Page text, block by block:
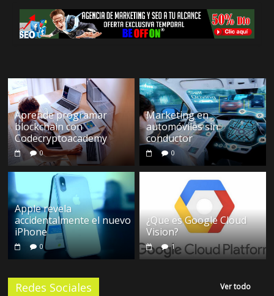
Aprende programar
blockchain con
Codecryptoacademy
0
Marketing en
automóviles sin
conductor
0
Apple revela
accidentalmente el nuevo
iPhone
0
¿Que es Google Cloud
Vision?
1
Redes Sociales Ver todo